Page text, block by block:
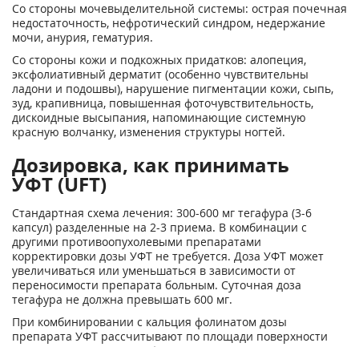
Со стороны мочевыделительной системы: острая почечная
недостаточность, нефротический синдром, недержание
мочи, анурия, гематурия.
Со стороны кожи и подкожных придатков: алопеция,
эксфолиативный дерматит (особенно чувствительны
ладони и подошвы), нарушение пигментации кожи, сыпь,
зуд, крапивница, повышенная фоточувствительность,
дискоидные высыпания, напоминающие системную
красную волчанку, изменения структуры ногтей.
Дозировка, как принимать
УФТ (UFT)
Стандартная схема лечения: 300-600 мг тегафура (3-6
капсул) разделенные на 2-3 приема. В комбинации с
другими противоопухолевыми препаратами
корректировки дозы УФТ не требуется. Доза УФТ может
увеличиваться или уменьшаться в зависимости от
переносимости препарата больным. Суточная доза
тегафура не должна превышать 600 мг.
При комбинировании с кальция фолинатом дозы
препарата УФТ рассчитывают по площади поверхности